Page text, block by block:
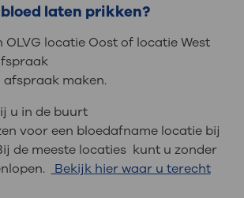
laten prikken?
OLVG locatie Oost of locatie West
maken.
u in de buurt
voor een bloedafname locatie bij
de meeste locaties kunt u zonder
Bekijk hier waar u terecht